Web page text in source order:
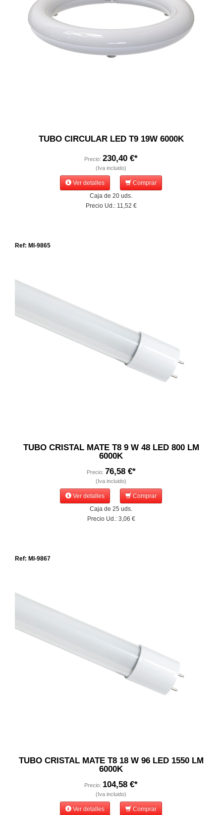
TUBO CIRCULAR LED T9 19W 6000K
Precio: 230,40 €*
(Iva incluido)
Ver detalles
Comprar
Caja de 20 uds.
Precio Ud.: 11,52 €
Ref: MI-9865
TUBO CRISTAL MATE T8 9 W 48 LED 800 LM
6000K
Precio: 76,58 €*
(Iva incluido)
Ver detalles
Comprar
Caja de 25 uds.
Precio Ud.: 3,06 €
Ref: MI-9867
TUBO CRISTAL MATE T8 18 W 96 LED 1550 LM
6000K
Precio: 104,58 €*
(Iva incluido)
Ver detalles Comprar